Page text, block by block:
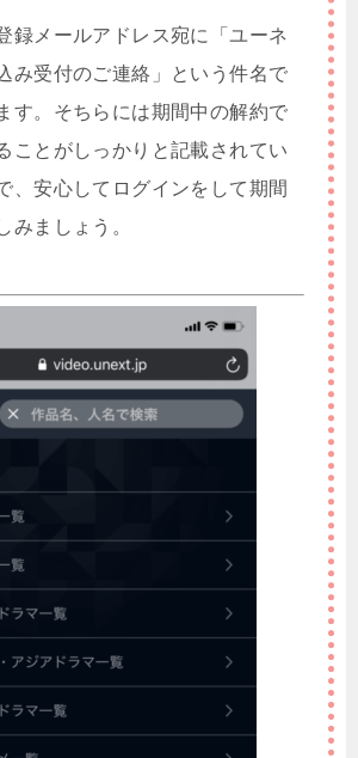
録メールアドレス宛に「ユーネ
み受付のご連絡」という件名で
す。そちらには期間中の解約で
ことがしっかりと記載されてい
、安心してログインをして期間
みましょう。